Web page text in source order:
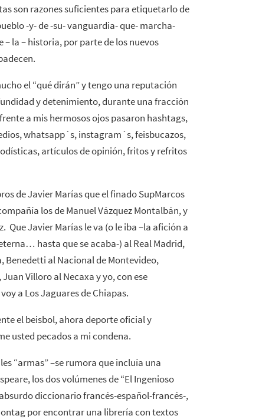
son razones suficientes para etiquetarlo de
-y- de -su- vanguardia- que- marcha-
la – historia, por parte de los nuevos
el “qué dirán” y tengo una reputación
y detenimiento, durante una fracción
a mis hermosos ojos pasaron hashtags,
whatsapp´s, instagram´s, feisbucazos,
artículos de opinión, fritos y refritos
de Javier Marías que el finado SupMarcos
los de Manuel Vázquez Montalbán, y
Que Javier Marías le va (o le iba –la afición a
hasta que se acaba-) al Real Madrid,
Benedetti al Nacional de Montevideo,
Villoro al Necaxa y yo, con ese
a Los Jaguares de Chiapas.
el beisbol, ahora deporte oficial y
usted pecados a mi condena.
“armas” –se rumora que incluía una
los dos volúmenes de “El Ingenioso
diccionario francés-español-francés-,
por encontrar una librería con textos